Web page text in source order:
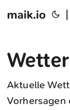
maik.io
Wetter
Aktuelle
Vorhersagen